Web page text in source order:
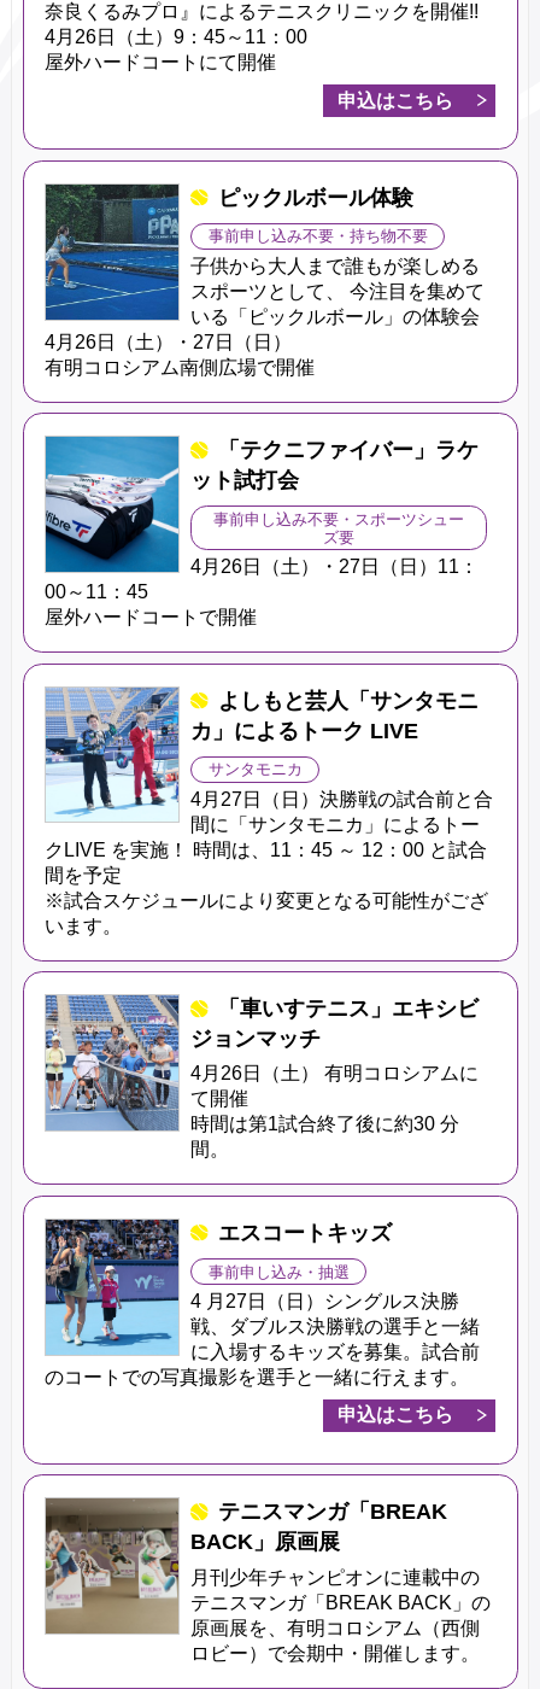
奈良くるみプロ』によるテニスクリニックを開催!!
4月26日（土）9：45～11：00
屋外ハードコートにて開催
申込はこちら
ピックルボール体験
事前申し込み不要・持ち物不要
子供から大人まで誰もが楽しめる
スポーツとして、 今注目を集めて
いる「ピックルボール」の体験会
4月26日（土）・27日（日）
有明コロシアム南側広場で開催
「テクニファイバー」ラケ
ット試打会
事前申し込み不要・スポーツシュー
ズ要
4月26日（土）・27日（日）11：
00～11：45
屋外ハードコートで開催
よしもと芸人「サンタモニ
カ」によるトーク LIVE
サンタモニカ
4月27日（日）決勝戦の試合前と合
間に「サンタモニカ」によるトー
クLIVE を実施！ 時間は、11：45 ～ 12：00 と試合
間を予定
※試合スケジュールにより変更となる可能性がござ
います。
「車いすテニス」エキシビ
ジョンマッチ
4月26日（土） 有明コロシアムに
て開催
時間は第1試合終了後に約30 分
間。
エスコートキッズ
事前申し込み・抽選
4 月27日（日）シングルス決勝
戦、ダブルス決勝戦の選手と一緒
に入場するキッズを募集。試合前
のコートでの写真撮影を選手と一緒に行えます。
申込はこちら
テニスマンガ「BREAK
BACK」原画展
月刊少年チャンピオンに連載中の
テニスマンガ「BREAK BACK」の
原画展を、有明コロシアム（西側
ロビー）で会期中・開催します。